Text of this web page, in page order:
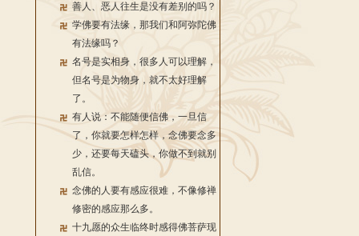
善人、恶人往生是没有差别的吗？
学佛要有法缘，那我们和阿弥陀佛
有法缘吗？
名号是实相身，很多人可以理解，
但名号是为物身，就不太好理解
了。
有人说：不能随便信佛，一旦信
了，你就要怎样怎样，念佛要念多
少，还要每天磕头，你做不到就别
乱信。
念佛的人要有感应很难，不像修禅
修密的感应那么多。
十九愿的众生临终时感得佛菩萨现